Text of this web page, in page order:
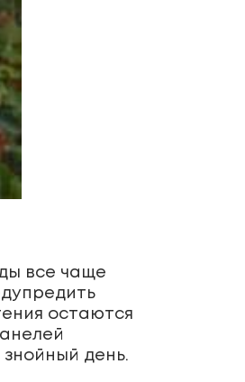
все чаще
остаются
день.